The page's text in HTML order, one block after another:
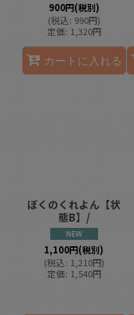
900円(税別)
(税込: 990円)
定価: 1,320円
カートに入れる
ぼくのくれよん【状
態B】/
1,100円(税別)
(税込: 1,210円)
定価: 1,540円